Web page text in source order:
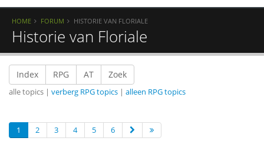
HOME FORUM HISTORIE VAN FLORIALE
Historie van Floriale
Index RPG AT Zoek
alle topics | verberg RPG topics | alleen RPG topics
1 2 3 4 5 6